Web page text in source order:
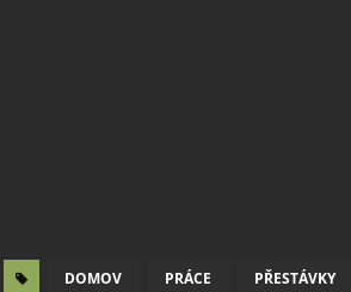
DOMOV PRÁCE PŘESTÁVKY